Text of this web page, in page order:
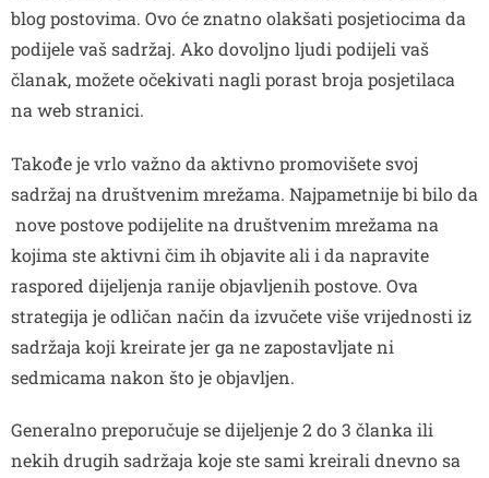
blog postovima. Ovo će znatno olakšati posjetiocima da
podijele vaš sadržaj. Ako dovoljno ljudi podijeli vaš
članak, možete očekivati nagli porast broja posjetilaca
na web stranici.
Takođe je vrlo važno da aktivno promovišete svoj
sadržaj na društvenim mrežama. Najpametnije bi bilo da
nove postove podijelite na društvenim mrežama na
kojima ste aktivni čim ih objavite ali i da napravite
raspored dijeljenja ranije objavljenih postove. Ova
strategija je odličan način da izvučete više vrijednosti iz
sadržaja koji kreirate jer ga ne zapostavljate ni
sedmicama nakon što je objavljen.
Generalno preporučuje se dijeljenje 2 do 3 članka ili
nekih drugih sadržaja koje ste sami kreirali dnevno sa